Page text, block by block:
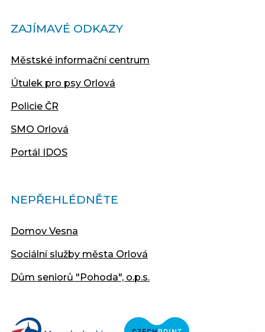
ZAJÍMAVÉ ODKAZY
Městské informační centrum
Útulek pro psy Orlová
Policie ČR
SMO Orlová
Portál IDOS
NEPŘEHLÉDNĚTE
Domov Vesna
Sociální služby města Orlová
Dům seniorů "Pohoda", o.p.s.